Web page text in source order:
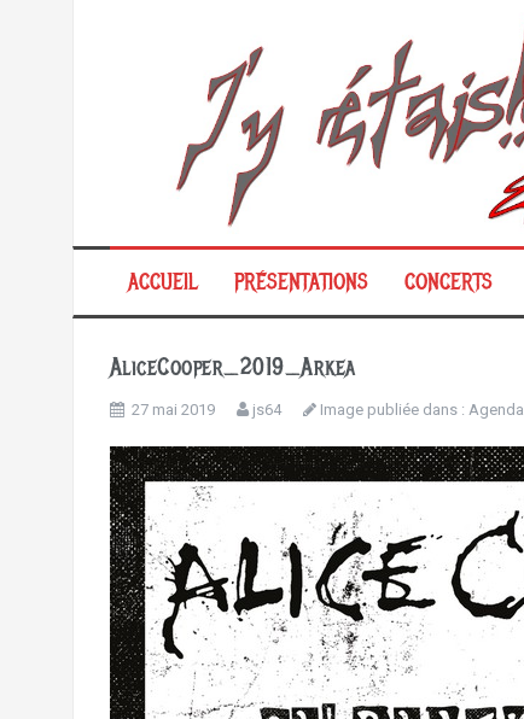
ACCUEIL PRÉSENTATIONS CONCERTS
AliceCooper_2019_Arkea
27 mai 2019 js64 Image publiée dans : Agenda